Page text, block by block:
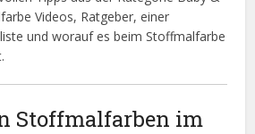
Videos, Ratgeber, einer
und worauf es beim Stoffmalfarbe
Stoffmalfarben im